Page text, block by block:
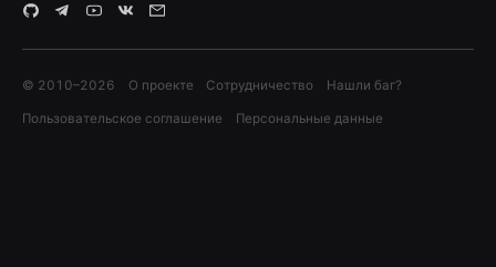
© 2010–2026 О проекте Сотрудничество Нашли баг?
Пользовательское соглашение Персональные данные